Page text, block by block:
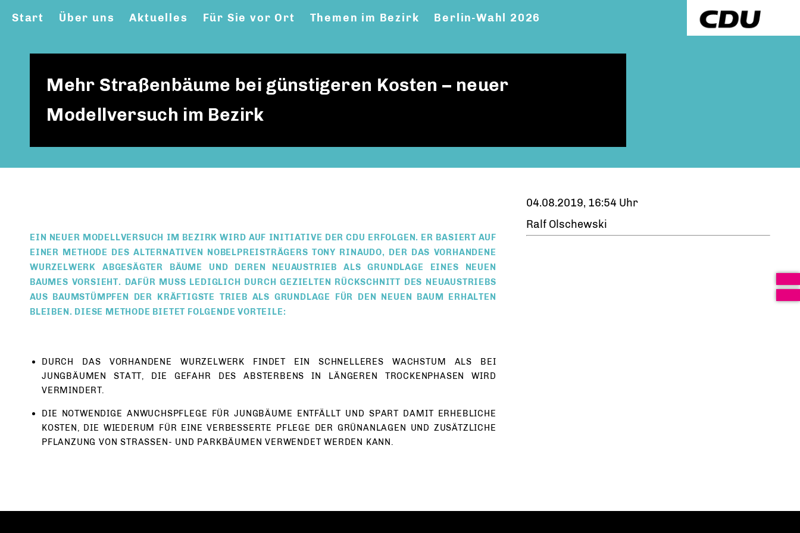
Start Über uns Aktuelles Für Sie vor Ort Themen im Bezirk Berlin-Wahl 2026
Mehr Straßenbäume bei günstigeren Kosten – neuer
Modellversuch im Bezirk
EIN NEUER MODELLVERSUCH IM BEZIRK WIRD AUF INITIATIVE DER CDU ERFOLGEN. ER BASIERT AUF
EINER METHODE DES ALTERNATIVEN NOBELPREISTRÄGERS TONY RINAUDO, DER DAS VORHANDENE
WURZELWERK ABGESÄGTER BÄUME UND DEREN NEUAUSTRIEB ALS GRUNDLAGE EINES NEUEN
BAUMES VORSIEHT. DAFÜR MUSS LEDIGLICH DURCH GEZIELTEN RÜCKSCHNITT DES NEUAUSTRIEBS
AUS BAUMSTÜMPFEN DER KRÄFTIGSTE TRIEB ALS GRUNDLAGE FÜR DEN NEUEN BAUM ERHALTEN
BLEIBEN. DIESE METHODE BIETET FOLGENDE VORTEILE:
DURCH DAS VORHANDENE WURZELWERK FINDET EIN SCHNELLERES WACHSTUM ALS BEI
JUNGBÄUMEN STATT, DIE GEFAHR DES ABSTERBENS IN LÄNGEREN TROCKENPHASEN WIRD
VERMINDERT.
DIE NOTWENDIGE ANWUCHSPFLEGE FÜR JUNGBÄUME ENTFÄLLT UND SPART DAMIT ERHEBLICHE
KOSTEN, DIE WIEDERUM FÜR EINE VERBESSERTE PFLEGE DER GRÜNANLAGEN UND ZUSÄTZLICHE
PFLANZUNG VON STRASSEN- UND PARKBÄUMEN VERWENDET WERDEN KANN.
04.08.2019, 16:54 Uhr
Ralf Olschewski